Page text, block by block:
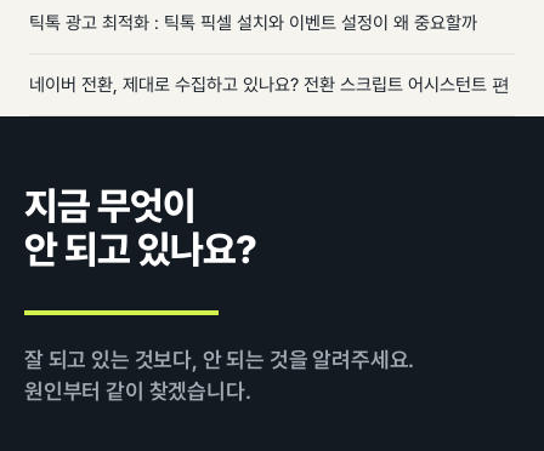
틱톡 광고 최적화 : 틱톡 픽셀 설치와 이벤트 설정이 왜 중요할까
네이버 전환, 제대로 수집하고 있나요? 전환 스크립트 어시스턴트 편
지금 무엇이
안 되고 있나요?
잘 되고 있는 것보다, 안 되는 것을 알려주세요.
원인부터 같이 찾겠습니다.